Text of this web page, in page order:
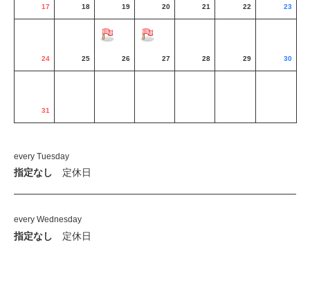
17 18 19 20 21 22 23
24 25 26 27 28 29 30
31
every Tuesday
指定なし 定休日
every Wednesday
指定なし 定休日